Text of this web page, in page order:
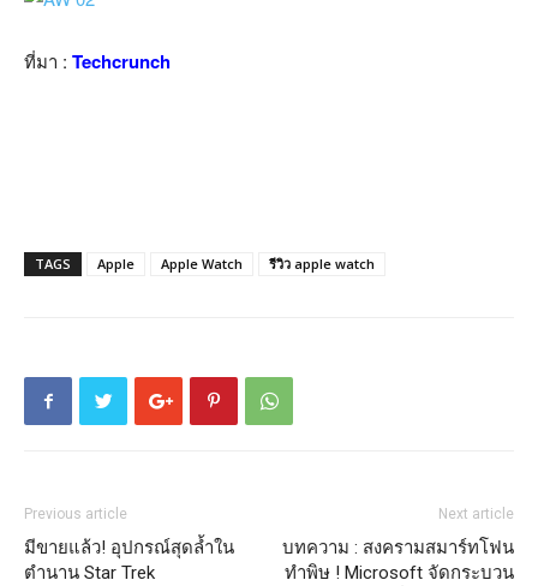
ที่มา : Techcrunch
TAGS Apple Apple Watch รีวิว apple watch
Previous article
มีขายแล้ว! อุปกรณ์สุดล้ำใน
ตำนาน Star Trek
Next article
บทความ : สงครามสมาร์ทโฟน
ทำพิษ ! Microsoft จัดกระบวน